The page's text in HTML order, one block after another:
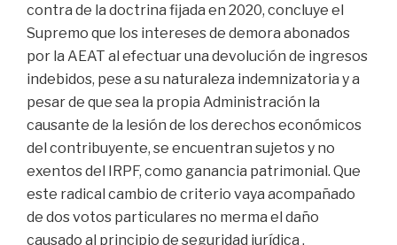
contra de la doctrina fijada en 2020, concluye el
Supremo que los intereses de demora abonados
por la AEAT al efectuar una devolución de ingresos
indebidos, pese a su naturaleza indemnizatoria y a
pesar de que sea la propia Administración la
causante de la lesión de los derechos económicos
del contribuyente, se encuentran sujetos y no
exentos del IRPF, como ganancia patrimonial. Que
este radical cambio de criterio vaya acompañado
de dos votos particulares no merma el daño
causado al principio de seguridad jurídica .